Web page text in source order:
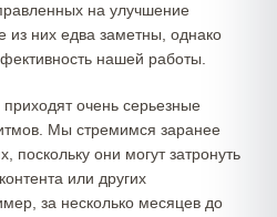
на улучшение
из них едва заметны, однако
нашей работы.
очень серьезные
Мы стремимся заранее
поскольку они могут затронуть
или других
за несколько месяцев до